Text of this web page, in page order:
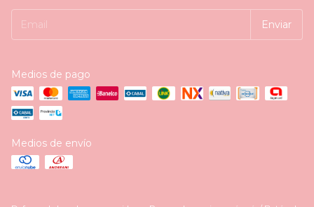
Medios de pago
Medios de envío